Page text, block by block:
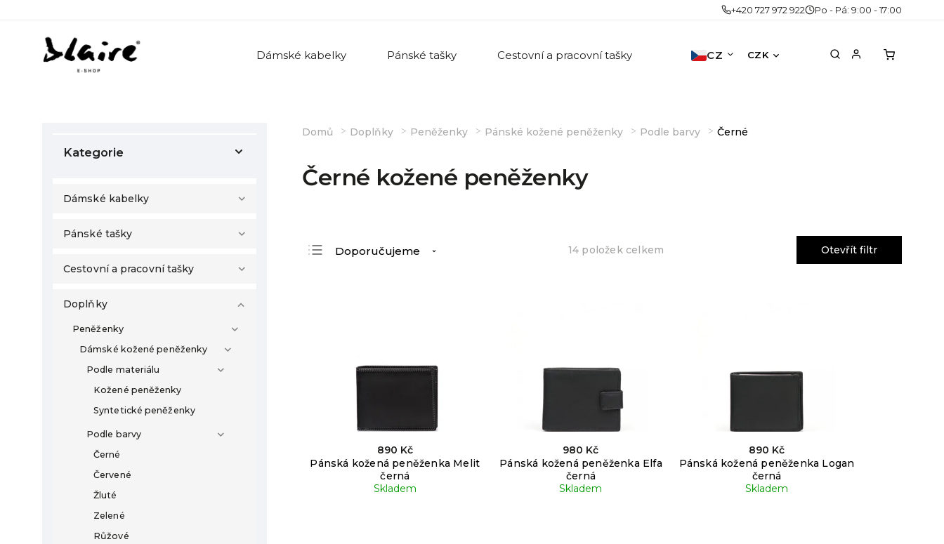
+420 727 972 922 Po - Pá: 9:00 - 17:00
CZ CZK
Dámské kabelky Pánské tašky Cestovní a pracovní tašky Doplňky Akce Druhá šance
Kategorie
Dámské kabelky
Pánské tašky
Cestovní a pracovní tašky
Doplňky
Peněženky
Dámské kožené peněženky
Podle materiálu
Kožené peněženky
Syntetické peněženky
Podle barvy
Černé
Červené
Žluté
Zelené
Růžové
Domů Doplňky Peněženky Pánské kožené peněženky Podle barvy Černé
Černé kožené peněženky
Doporučujeme
14 položek celkem Otevřít filtr
Pánská kožená peněženka Melit
černá
Skladem
890 Kč
Pánská kožená peněženka Elfa
černá
Skladem
980 Kč
Pánská kožená peněženka Logan
černá
Skladem
890 Kč